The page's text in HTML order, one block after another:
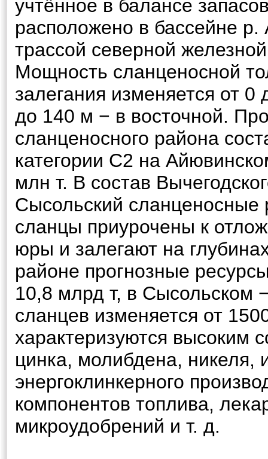
учтённое в балансе
расположено в бассейне
трассой северной
Мощность сланценосной
залегания изменяется от
до 140 м − в восточной.
сланценосного района
категории С2 на
млн т. В состав
Сысольский сланценосные
сланцы приурочены к
юры и залегают на
районе прогнозные
10,8 млрд т, в Сысольском
сланцев изменяется от
характеризуются высоким
цинка, молибдена, никеля,
энергоклинкерного
компонентов топлива,
микроудобрений и т. д.